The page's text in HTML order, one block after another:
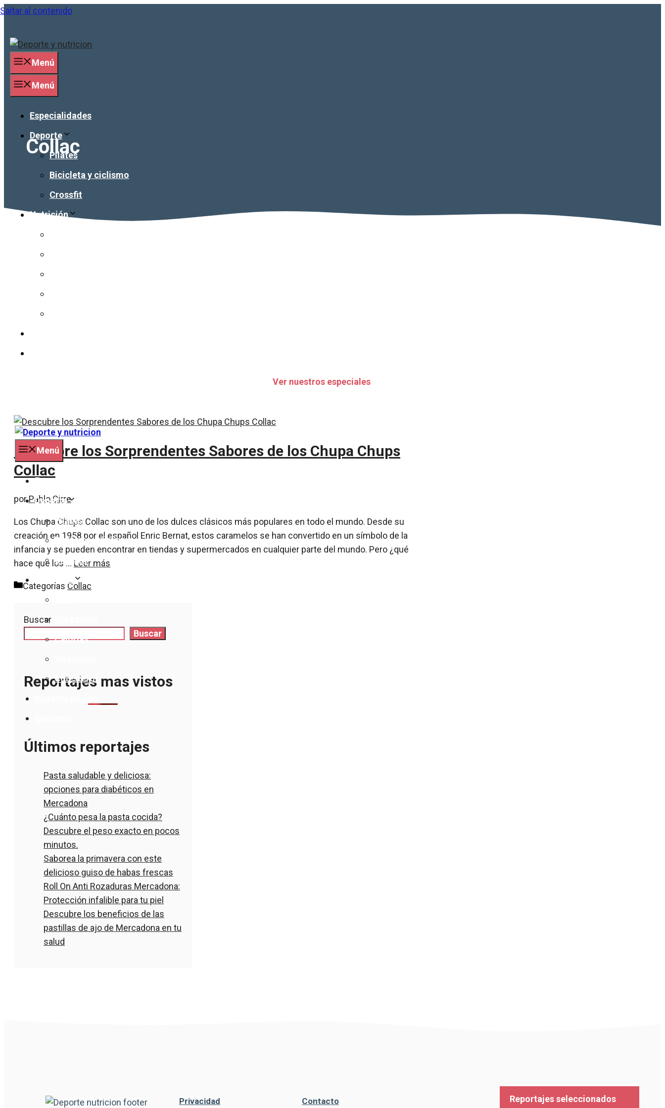
Saltar al contenido
Menú
Menú
Especialidades
Deporte
Pilates
Bicicleta y ciclismo
Crossfit
Nutrición
Ver nuestros especiales
Menú
Especialidades
Deporte
Pilates
Bicicleta y ciclismo
Crossfit
Calorías
Colesterol
Collac
Descubre los Sorprendentes Sabores de los Chupa Chups
Collac
porPablo Cirre
Los Chupa Chups Collac son uno de los dulces clásicos más populares en todo el mundo. Desde su
creación en 1958 por el español Enric Bernat, estos caramelos se han convertido en un símbolo de la
infancia y se pueden encontrar en tiendas y supermercados en cualquier parte del mundo. Pero ¿qué
hace que los … Leer más
Categorías Collac
Buscar
Buscar
Reportajes mas vistos
Últimos reportajes
Pasta saludable y deliciosa:
opciones para diabéticos en
Mercadona
¿Cuánto pesa la pasta cocida?
Descubre el peso exacto en pocos
minutos.
Saborea la primavera con este
delicioso guiso de habas frescas
Roll On Anti Rozaduras Mercadona:
Protección infalible para tu piel
Descubre los beneficios de las
pastillas de ajo de Mercadona en tu
salud
Privacidad Contacto Reportajes seleccionados